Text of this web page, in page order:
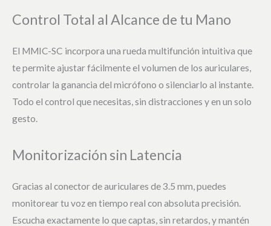
Control Total al Alcance de tu Mano
El MMIC-SC incorpora una rueda multifunción intuitiva que
te permite ajustar fácilmente el volumen de los auriculares,
controlar la ganancia del micrófono o silenciarlo al instante.
Todo el control que necesitas, sin distracciones y en un solo
gesto.
Monitorización sin Latencia
Gracias al conector de auriculares de 3.5 mm, puedes
monitorear tu voz en tiempo real con absoluta precisión.
Escucha exactamente lo que captas, sin retardos, y mantén